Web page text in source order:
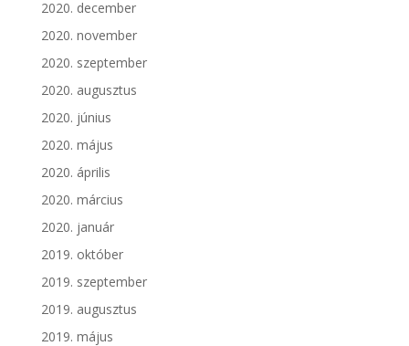
2020. december
2020. november
2020. szeptember
2020. augusztus
2020. június
2020. május
2020. április
2020. március
2020. január
2019. október
2019. szeptember
2019. augusztus
2019. május